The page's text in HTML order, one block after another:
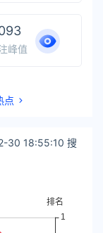
峰值
点
30 18:55:10 搜